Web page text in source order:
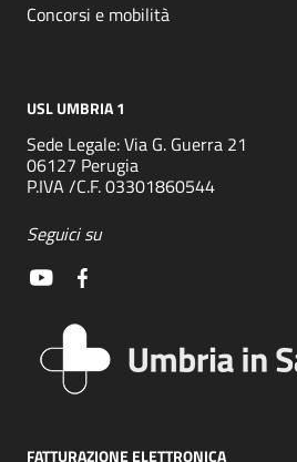
Concorsi e mobilità
USL UMBRIA 1
Sede Legale: Via G. Guerra 21
06127 Perugia
P.IVA /C.F. 03301860544
Seguici su
FATTURAZIONE ELETTRONICA